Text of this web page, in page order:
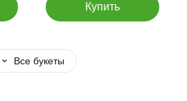
Все букеты